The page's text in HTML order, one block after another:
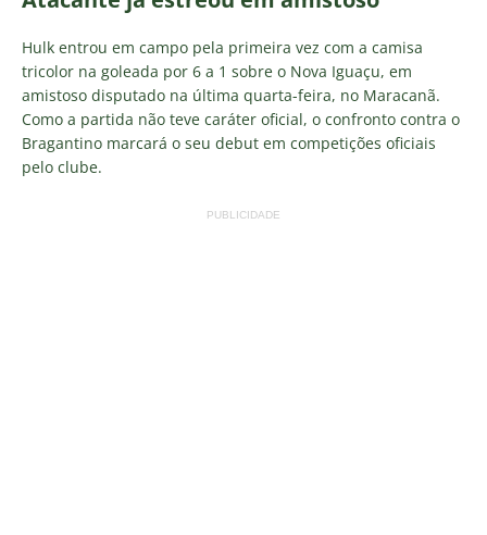
Hulk entrou em campo pela primeira vez com a camisa
tricolor na goleada por 6 a 1 sobre o Nova Iguaçu, em
amistoso disputado na última quarta-feira, no Maracanã.
Como a partida não teve caráter oficial, o confronto contra o
Bragantino marcará o seu debut em competições oficiais
pelo clube.
PUBLICIDADE